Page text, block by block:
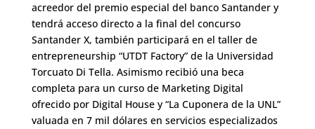
acreedor del premio especial del banco Santander y
tendrá acceso directo a la final del concurso
Santander X, también participará en el taller de
entrepreneurship “UTDT Factory” de la Universidad
Torcuato Di Tella. Asimismo recibió una beca
completa para un curso de Marketing Digital
ofrecido por Digital House y “La Cuponera de la UNL”
valuada en 7 mil dólares en servicios especializados